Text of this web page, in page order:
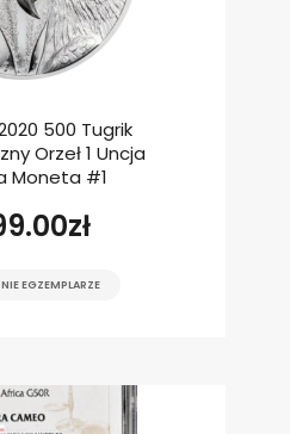
500 Tugrik
Orzeł 1 Uncja
Moneta #1
zł
EGZEMPLARZE